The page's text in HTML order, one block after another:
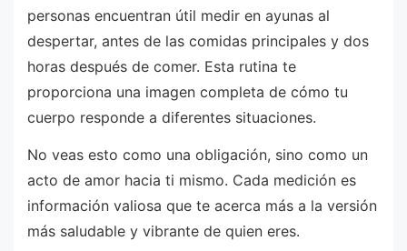
personas encuentran útil medir en ayunas al
despertar, antes de las comidas principales y dos
horas después de comer. Esta rutina te
proporciona una imagen completa de cómo tu
cuerpo responde a diferentes situaciones.
No veas esto como una obligación, sino como un
acto de amor hacia ti mismo. Cada medición es
información valiosa que te acerca más a la versión
más saludable y vibrante de quien eres.